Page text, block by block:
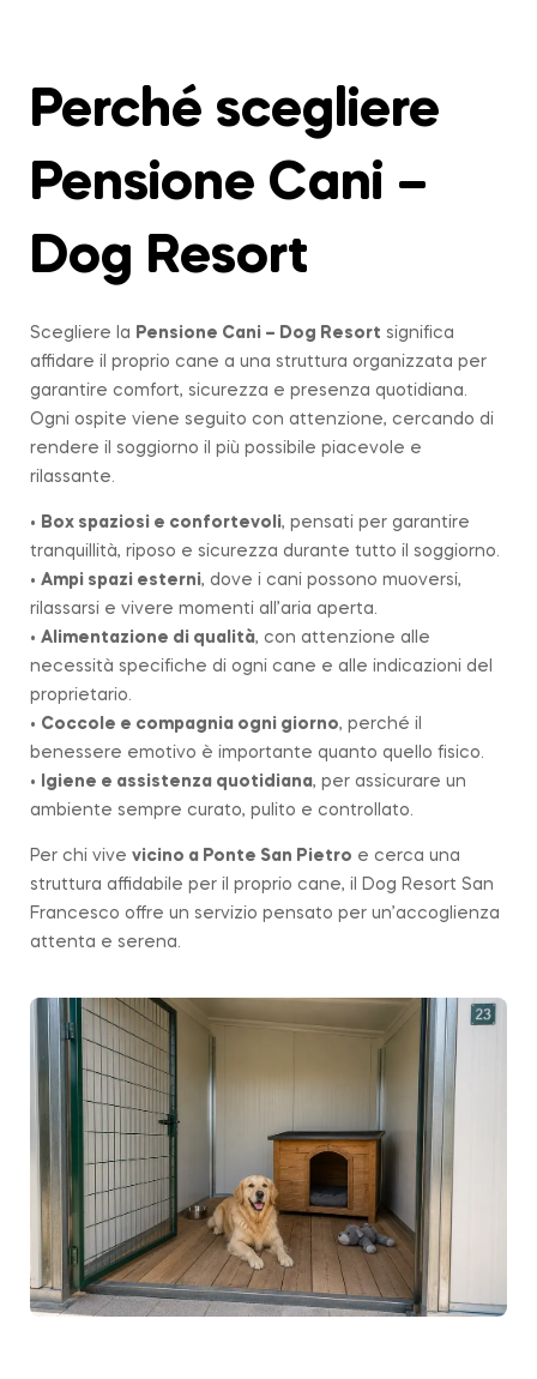
Perché scegliere
Pensione Cani –
Dog Resort
Scegliere la Pensione Cani – Dog Resort significa
affidare il proprio cane a una struttura organizzata per
garantire comfort, sicurezza e presenza quotidiana.
Ogni ospite viene seguito con attenzione, cercando di
rendere il soggiorno il più possibile piacevole e
rilassante.
• Box spaziosi e confortevoli, pensati per garantire
tranquillità, riposo e sicurezza durante tutto il soggiorno.
• Ampi spazi esterni, dove i cani possono muoversi,
rilassarsi e vivere momenti all’aria aperta.
• Alimentazione di qualità, con attenzione alle
necessità specifiche di ogni cane e alle indicazioni del
proprietario.
• Coccole e compagnia ogni giorno, perché il
benessere emotivo è importante quanto quello fisico.
•
Igiene e assistenza quotidiana, per assicurare un
ambiente sempre curato, pulito e controllato.
Per chi vive vicino a Ponte San Pietro e cerca una
struttura affidabile per il proprio cane, il Dog Resort San
Francesco offre un servizio pensato per un’accoglienza
attenta e serena.